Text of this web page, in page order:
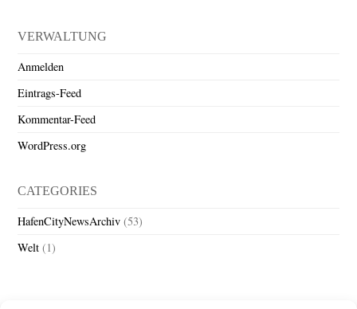
VERWALTUNG
Anmelden
Eintrags-Feed
Kommentar-Feed
WordPress.org
CATEGORIES
HafenCityNewsArchiv (53)
Welt (1)